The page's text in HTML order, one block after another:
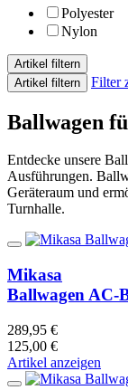
Polyester
Nylon
Artikel filtern
Artikel filtern
Filter
Ballwagen
Entdecke unsere
Ausführungen.
Geräteraum und
Turnhalle.
Mikasa
Ballwagen AC-
289,95 €
125,00 €
Artikel anzeigen